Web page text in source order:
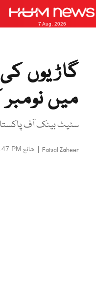
7 Aug, 2026
گاڑیوں
میں
سٹیٹ بینک آف
Faisal Zaheer
| شائع PM